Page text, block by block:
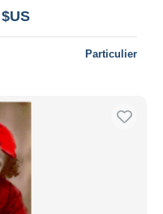
Particulier